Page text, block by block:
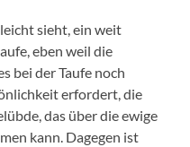
sieht, ein weit
eben weil die
bei der Taufe noch
erfordert, die
das über die ewige
kann. Dagegen ist